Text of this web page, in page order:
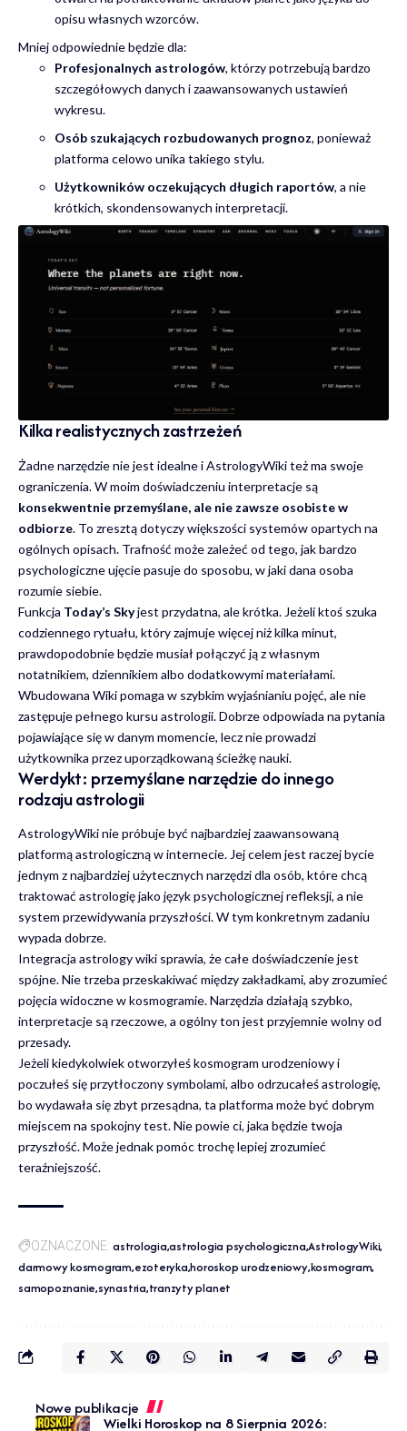
opisu własnych wzorców.
Mniej odpowiednie będzie dla:
Profesjonalnych astrologów, którzy potrzebują bardzo
szczegółowych danych i zaawansowanych ustawień
wykresu.
Osób szukających rozbudowanych prognoz, ponieważ
platforma celowo unika takiego stylu.
Użytkowników oczekujących długich raportów, a nie
krótkich, skondensowanych interpretacji.
Kilka realistycznych zastrzeżeń
Żadne narzędzie nie jest idealne i AstrologyWiki też ma swoje
ograniczenia. W moim doświadczeniu interpretacje są
konsekwentnie przemyślane, ale nie zawsze osobiste w
odbiorze. To zresztą dotyczy większości systemów opartych na
ogólnych opisach. Trafność może zależeć od tego, jak bardzo
psychologiczne ujęcie pasuje do sposobu, w jaki dana osoba
rozumie siebie.
Funkcja Today’s Skyjest przydatna, ale krótka. Jeżeli ktoś szuka
codziennego rytuału, który zajmuje więcej niż kilka minut,
prawdopodobnie będzie musiał połączyć ją z własnym
notatnikiem, dziennikiem albo dodatkowymi materiałami.
Wbudowana Wiki pomaga w szybkim wyjaśnianiu pojęć, ale nie
zastępuje pełnego kursu astrologii. Dobrze odpowiada na pytania
pojawiające się w danym momencie, lecz nie prowadzi
użytkownika przez uporządkowaną ścieżkę nauki.
Werdykt: przemyślane narzędzie do innego
rodzaju astrologii
AstrologyWiki nie próbuje być najbardziej zaawansowaną
platformą astrologiczną w internecie. Jej celem jest raczej bycie
jednym z najbardziej użytecznych narzędzi dla osób, które chcą
traktować astrologię jako język psychologicznej refleksji, a nie
system przewidywania przyszłości. W tym konkretnym zadaniu
wypada dobrze.
Integracja astrology wiki sprawia, że całe doświadczenie jest
spójne. Nie trzeba przeskakiwać między zakładkami, aby zrozumieć
pojęcia widoczne w kosmogramie. Narzędzia działają szybko,
interpretacje są rzeczowe, a ogólny ton jest przyjemnie wolny od
przesady.
Jeżeli kiedykolwiek otworzyłeś kosmogram urodzeniowy i
poczułeś się przytłoczony symbolami, albo odrzucałeś astrologię,
bo wydawała się zbyt przesądna, ta platforma może być dobrym
miejscem na spokojny test. Nie powie ci, jaka będzie twoja
przyszłość. Może jednak pomóc trochę lepiej zrozumieć
teraźniejszość.
OZNACZONE: astrologiaastrologia psychologicznaAstrologyWiki
darmowy kosmogram ezoterykahoroskop urodzeniowykosmogram
samopoznanie synastria tranzyty planet
Nowe publikacje
Wielki Horoskop na 8 Sierpnia 2026: